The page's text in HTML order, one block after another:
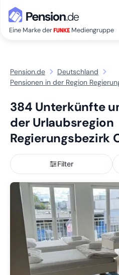
Eine Marke der Mediengruppe
Pension.de
Deutschland
Pensionen in der Region
384 Unterkünfte
der Urlaubsregion
Regierungsbezirk
Filter